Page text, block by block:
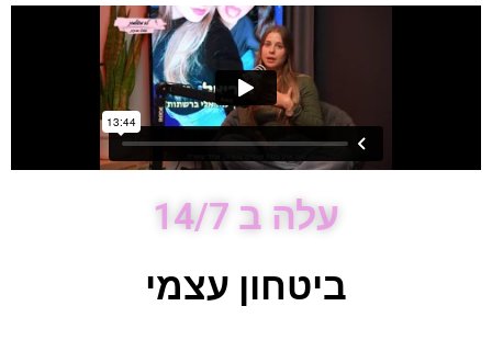
עלה ב 14/7
ביטחון עצמי